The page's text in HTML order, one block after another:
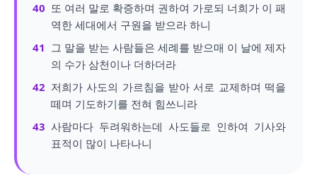
40 또 여러 말로 확증하며 권하여 가로되 너희가 이 패
역한 세대에서 구원을 받으라 하니
41 그 말을 받는 사람들은 세례를 받으매 이 날에 제자
의 수가 삼천이나 더하더라
42 저희가 사도의 가르침을 받아 서로 교제하며 떡을
떼며 기도하기를 전혀 힘쓰니라
43 사람마다 두려워하는데 사도들로 인하여 기사와
표적이 많이 나타나니